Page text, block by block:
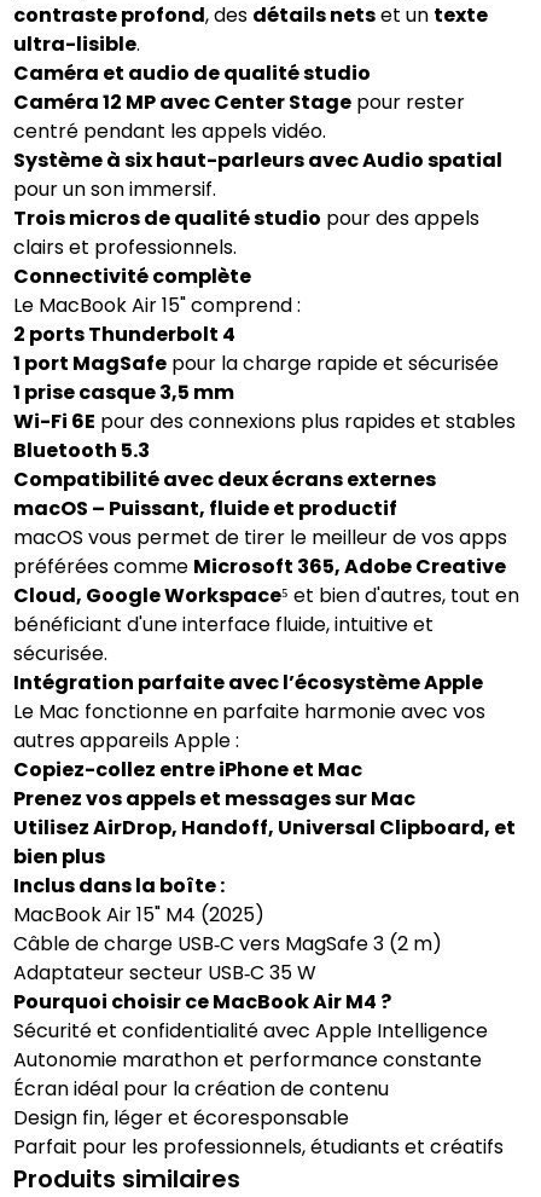
contraste profond, des détails netset un texte
ultra-lisible.
Caméra et audio de qualité studio
Caméra 12 MP avec Center Stage pour rester
centré pendant les appels vidéo.
Système à six haut-parleurs avec Audio spatial
pour un son immersif.
Trois micros de qualité studio pour des appels
clairs et professionnels.
Connectivité complète
Le MacBook Air 15" comprend :
2 ports Thunderbolt 4
1 port MagSafe pour la charge rapide et sécurisée
1 prise casque 3,5 mm
Wi-Fi 6E pour des connexions plus rapides et stables
Bluetooth 5.3
Compatibilité avec deux écrans externes
macOS – Puissant, fluide et productif
macOS vous permet de tirer le meilleur de vos apps
préférées comme Microsoft 365, Adobe Creative
Cloud, Google Workspace⁵ et bien d'autres, tout en
bénéficiant d'une interface fluide, intuitive et
sécurisée.
Intégration parfaite avec l’écosystème Apple
Le Mac fonctionne en parfaite harmonie avec vos
autres appareils Apple :
Copiez-collez entre iPhone et Mac
Prenez vos appels et messages sur Mac
Utilisez AirDrop, Handoff, Universal Clipboard, et
bien plus
Inclus dans la boîte :
MacBook Air 15" M4 (2025)
Câble de charge USB‑C vers MagSafe 3 (2 m)
Adaptateur secteur USB‑C 35 W
Pourquoi choisir ce MacBook Air M4 ?
Sécurité et confidentialité avec Apple Intelligence
Autonomie marathon et performance constante
Écran idéal pour la création de contenu
Design fin, léger et écoresponsable
Parfait pour les professionnels, étudiants et créatifs
Produits similaires